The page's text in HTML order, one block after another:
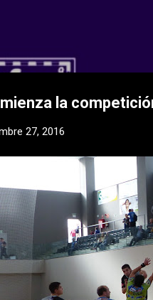
la
27, 2016